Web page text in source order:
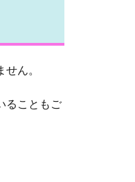
ん。
ることもご